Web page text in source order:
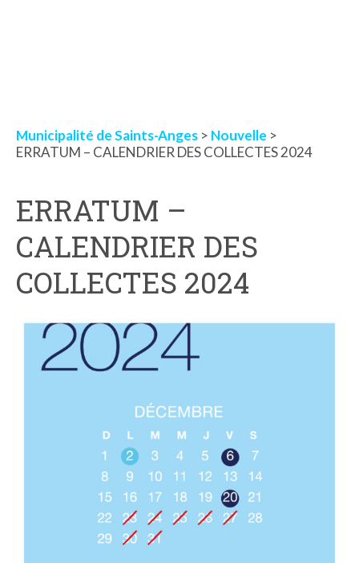
Municipalité de Saints-Anges > Nouvelle >
ERRATUM – CALENDRIER DES COLLECTES 2024
ERRATUM –
CALENDRIER DES
COLLECTES 2024